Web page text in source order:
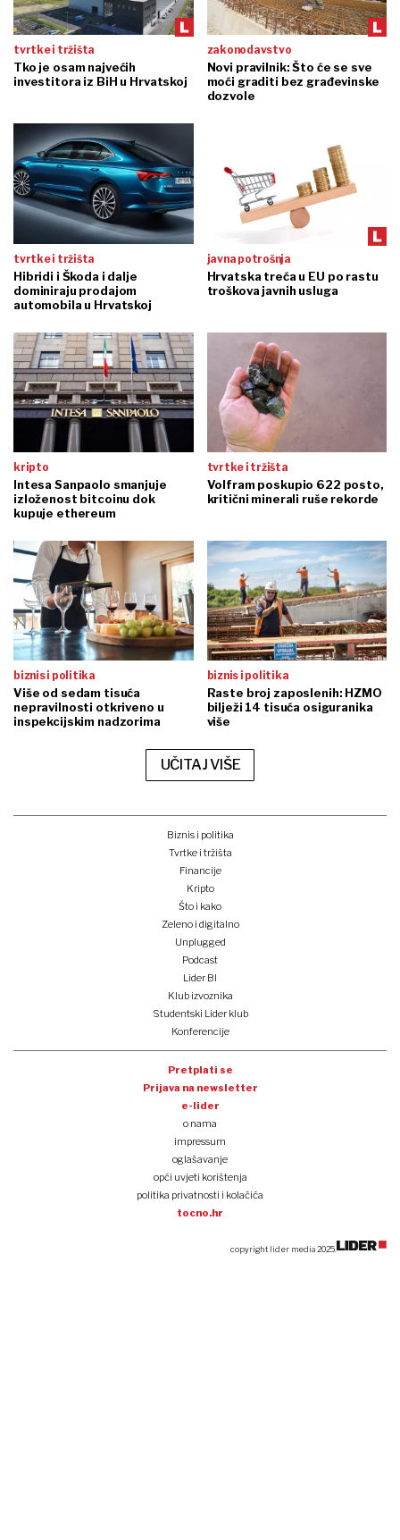
tvrtke i tržišta
Tko je osam najvećih
investitora iz BiH u Hrvatskoj
zakonodavstvo
Novi pravilnik: Što će se sve
moći graditi bez građevinske
dozvole
tvrtke i tržišta
Hibridi i Škoda i dalje
dominiraju prodajom
automobila u Hrvatskoj
javna potrošnja
Hrvatska treća u EU po rastu
troškova javnih usluga
kripto
Intesa Sanpaolo smanjuje
izloženost bitcoinu dok
kupuje ethereum
tvrtke i tržišta
Volfram poskupio 622 posto,
kritični minerali ruše rekorde
biznis i politika
Više od sedam tisuća
nepravilnosti otkriveno u
inspekcijskim nadzorima
biznis i politika
Raste broj zaposlenih: HZMO
bilježi 14 tisuća osiguranika
više
UČITAJ VIŠE
Biznis i politika
Tvrtke i tržišta
Financije
Kripto
Što i kako
Zeleno i digitalno
Unplugged
Podcast
Lider BI
Klub izvoznika
Studentski Lider klub
Konferencije
Pretplati se
Prijava na newsletter
e-lider
o nama
impressum
oglašavanje
opći uvjeti korištenja
politika privatnosti i kolačića
tocno.hr
copyright lider media 2025.